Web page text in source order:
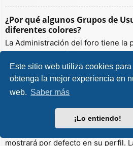
Este sitio web utiliza cookies
obtenga la mejor experiencia en
web. Saber más
¡Lo entiendo!
¿Por qué algunos Grupos de
diferentes colores?
La Administración del foro tiene la
color a los usuarios de un grupo
identificación.
Arriba
¿Qué es un “Grupo de
Si es miembro de más de un
“predeterminado” para
mostrará por defecto en su perfil.